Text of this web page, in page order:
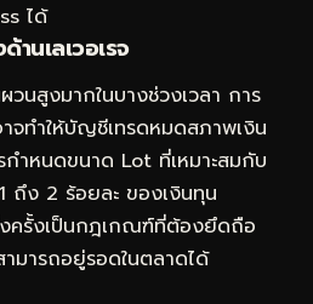
ได้
านเลเวอเรจ
นสูงมากในบางช่วงเวลา การ
าจทำให้บัญชีเทรดหมดสภาพเงิน
กำหนดขนาด Lot ที่เหมาะสมกับ
ถึง 2 ร้อยละ ของเงินทุน
ครั้งเป็นกฎเกณฑ์ที่ต้องยึดถือ
มารถอยู่รอดในตลาดได้